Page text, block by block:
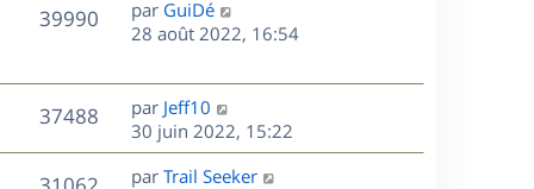
s
n
i
r
m
e
s
s
39990V
s
D
e
n
i
e
r
m
par GuiDé
28 août 2022, 16:54
37488V
u
D
e
r
n
par Jeff10
30 juin 2022, 15:22
D
par Trail Seeker